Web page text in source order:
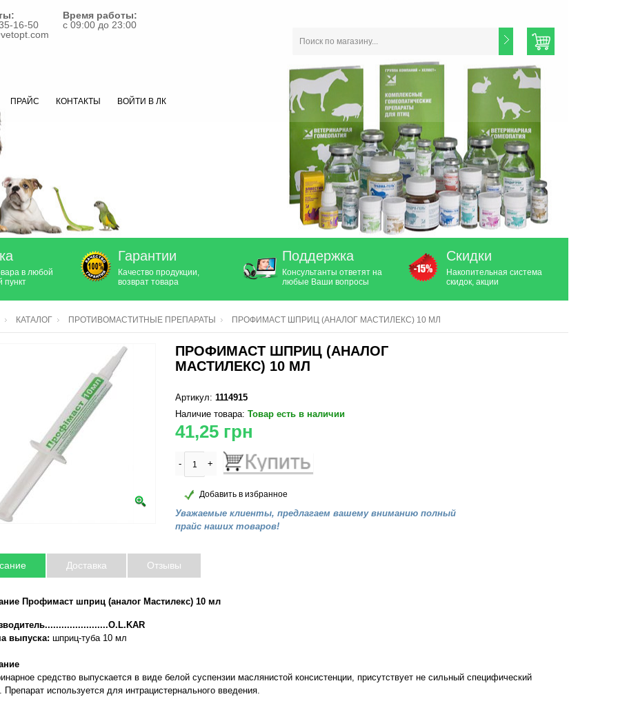
16-50
Время работы:
с 09:00 до 23:00
ПРАЙС КОНТАКТЫ ВОЙТИ В ЛК
в любой
пункт
Гарантии
Качество продукции,
возврат товара
Поддержка
Консультанты ответят на
любые Ваши вопросы
Скидки
Накопительная система
скидок, акции
КАТАЛОГ ПРОТИВОМАСТИТНЫЕ ПРЕПАРАТЫ ПРОФИМАСТ ШПРИЦ (АНАЛОГ МАСТИЛЕКС) 10 МЛ
ПРОФИМАСТ ШПРИЦ (АНАЛОГ
МАСТИЛЕКС) 10 МЛ
Артикул: 1114915
Наличие товара: Товар есть в наличии
41,25 грн
- +
Добавить в избранное
Уважаемые клиенты, предлагаем вашему вниманию полный
прайс наших товаров!
Доставка Отзывы
Профимаст шприц (аналог Мастилекс) 10 мл
выпуска: шприц-туба 10 мл
средство выпускается в виде белой суспензии маслянистой консистенции, присутствует не сильный специфический
Препарат используется для интрацистернального введения.